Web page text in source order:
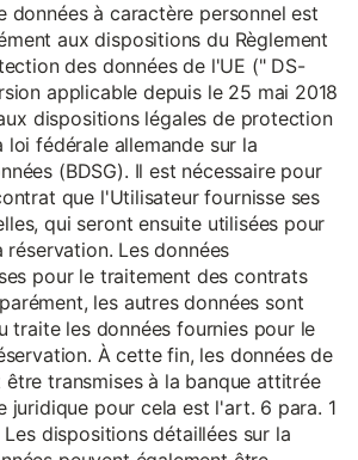
données à caractère personnel est
aux dispositions du Règlement
des données de l'UE (" DS-
applicable depuis le 25 mai 2018
dispositions légales de protection
loi fédérale allemande sur la
(BDSG). Il est nécessaire pour
que l'Utilisateur fournisse ses
qui seront ensuite utilisées pour
Les données
pour le traitement des contrats
les autres données sont
traite les données fournies pour le
À cette fin, les données de
être transmises à la banque attitrée
juridique pour cela est l'art. 6 para. 1
Les dispositions détaillées sur la